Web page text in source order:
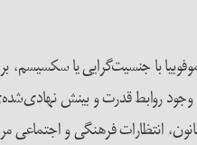
با جنسیت‌گرایی یا
روابط قدرت و بینش
انتظارات فرهنگی و اجتماعی